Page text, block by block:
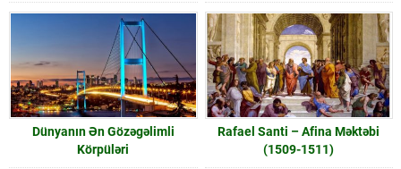
Dünyanın Ən Gözəgəlimli
Körpüləri
Rafael Santi – Afina Məktəbi
(1509-1511)